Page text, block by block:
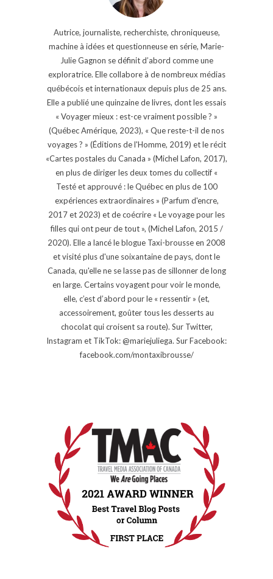
Autrice, journaliste, recherchiste, chroniqueuse,
machine à idées et questionneuse en série, Marie-
Julie Gagnon se définit d’abord comme une
exploratrice. Elle collabore à de nombreux médias
québécois et internationaux depuis plus de 25 ans.
Elle a publié une quinzaine de livres, dont les essais
« Voyager mieux : est-ce vraiment possible ? »
(Québec Amérique, 2023), « Que reste-t-il de nos
voyages ? » (Éditions de l'Homme, 2019) et le récit
«Cartes postales du Canada » (Michel Lafon, 2017),
en plus de diriger les deux tomes du collectif «
Testé et approuvé : le Québec en plus de 100
expériences extraordinaires » (Parfum d'encre,
2017 et 2023) et de coécrire « Le voyage pour les
filles qui ont peur de tout », (Michel Lafon, 2015 /
2020). Elle a lancé le blogue Taxi-brousse en 2008
et visité plus d'une soixantaine de pays, dont le
Canada, qu'elle ne se lasse pas de sillonner de long
en large. Certains voyagent pour voir le monde,
elle, c’est d’abord pour le « ressentir » (et,
accessoirement, goûter tous les desserts au
chocolat qui croisent sa route). Sur Twitter,
Instagram et TikTok: @mariejuliega. Sur Facebook:
facebook.com/montaxibrousse/